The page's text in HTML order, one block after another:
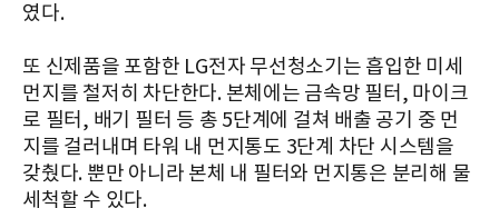
였다.
또 신제품을 포함한 LG전자 무선청소기는 흡입한 미세
먼지를 철저히 차단한다. 본체에는 금속망 필터, 마이크
로 필터, 배기 필터 등 총 5단계에 걸쳐 배출 공기 중 먼
지를 걸러내며 타워 내 먼지통도 3단계 차단 시스템을
갖췄다. 뿐만 아니라 본체 내 필터와 먼지통은 분리해 물
세척할 수 있다.